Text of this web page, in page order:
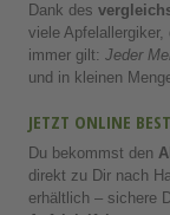
Dank des
viele
immer gilt: Jeder
und in kleinen
JETZT ONLINE
Du bekommst den
direkt zu Dir nach
erhältlich – sichere